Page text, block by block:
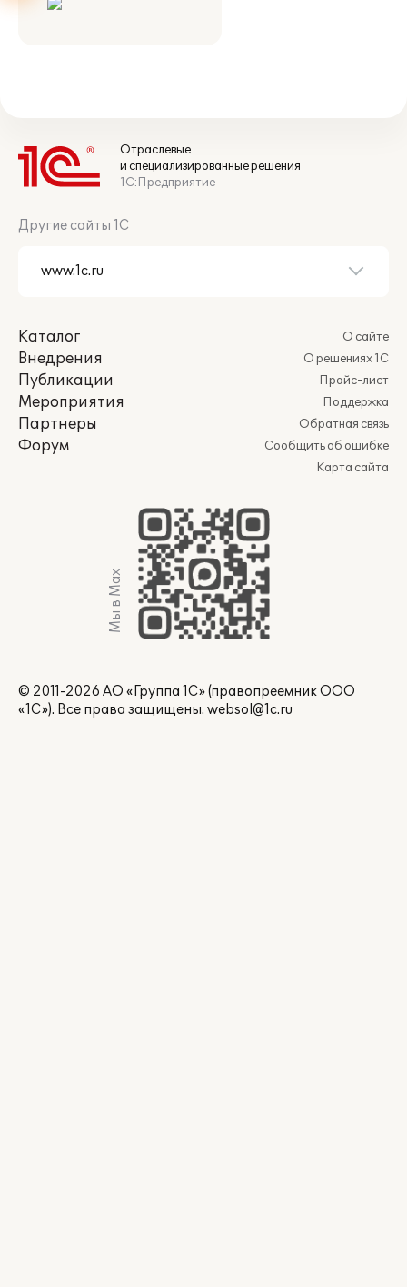
Отраслевые
и специализированные решения
1С:Предприятие
Другие сайты 1С
Каталог
Внедрения
Публикации
Мероприятия
Партнеры
Форум
О сайте
О решениях 1С
Прайс-лист
Поддержка
Обратная связь
Сообщить об ошибке
Карта сайта
Мы в Max
© 2011-2026 АО «Группа 1С» (правопреемник ООО
«1С»). Все права защищены. websol@1c.ru